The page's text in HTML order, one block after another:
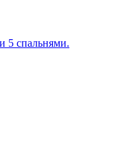
5 спальнями.